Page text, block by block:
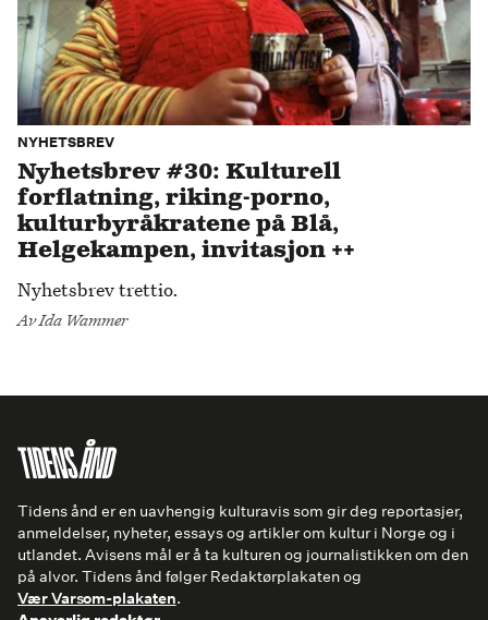
NYHETSBREV
Nyhetsbrev #30: Kulturell
forflatning, riking-porno,
kulturbyråkratene på Blå,
Helgekampen, invitasjon ++
Nyhetsbrev trettio.
AvIda Wammer
Tidens ånd er en uavhengig kulturavis som gir deg reportasjer,
anmeldelser, nyheter, essays og artikler om kultur i Norge og i
utlandet. Avisens mål er å ta kulturen og journalistikken om den
på alvor. Tidens ånd følger Redaktørplakaten og
Vær Varsom-plakaten.